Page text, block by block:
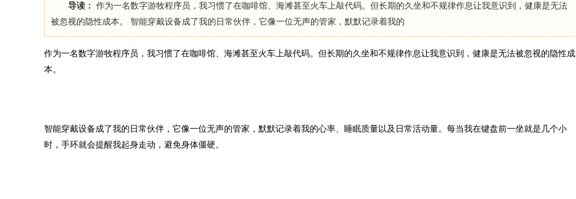
导读： 作为一名数字游牧程序员，我习惯了在咖啡馆、海滩甚至火车上敲代码。但长期的久坐和不规律作息让我意识到，健康是无法
被忽视的隐性成本。 智能穿戴设备成了我的日常伙伴，它像一位无声的管家，默默记录着我的
作为一名数字游牧程序员，我习惯了在咖啡馆、海滩甚至火车上敲代码。但长期的久坐和不规律作息让我意识到，健康是无法被忽视的隐性成
本。
智能穿戴设备成了我的日常伙伴，它像一位无声的管家，默默记录着我的心率、睡眠质量以及日常活动量。每当我在键盘前一坐就是几个小
时，手环就会提醒我起身走动，避免身体僵硬。